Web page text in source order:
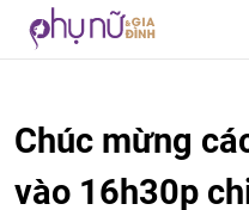
Chúc mừng
vào 16h30p